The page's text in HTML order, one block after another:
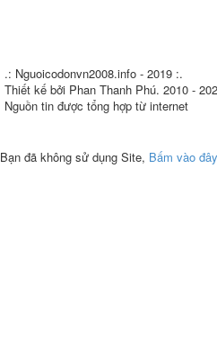
.: Nguoicodonvn2008.info - 2019 :.
Thiết kế bởi Phan Thanh Phú. 2010 -
Nguồn tin được tổng hợp từ internet
Bạn đã không sử dụng Site, Bấm vào